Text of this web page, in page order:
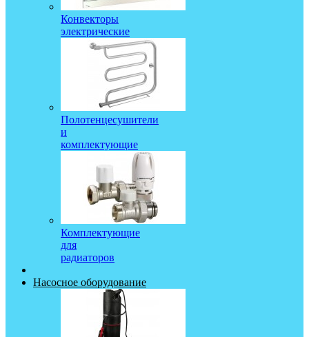
Конвекторы
электрические
Полотенцесушители
и
комплектующие
Комплектующие
для
радиаторов
Насосное оборудование